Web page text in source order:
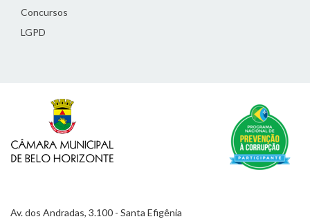
Concursos
LGPD
Av. dos Andradas, 3.100 - Santa Efigênia